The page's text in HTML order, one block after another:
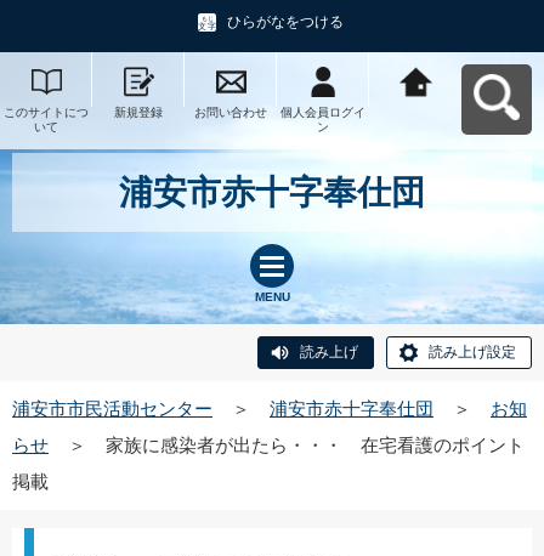
ひらがなをつける
このサイトにつ
いて
新規登録 お問い合わせ
個人会員ログイ
ン
浦安市赤十字奉仕団
MENU
読み上げ 読み上げ設定
浦安市市民活動センター ＞ 浦安市赤十字奉仕団 ＞
お知
らせ
＞
家族に感染者が出たら・・・ 在宅看護のポイント
掲載